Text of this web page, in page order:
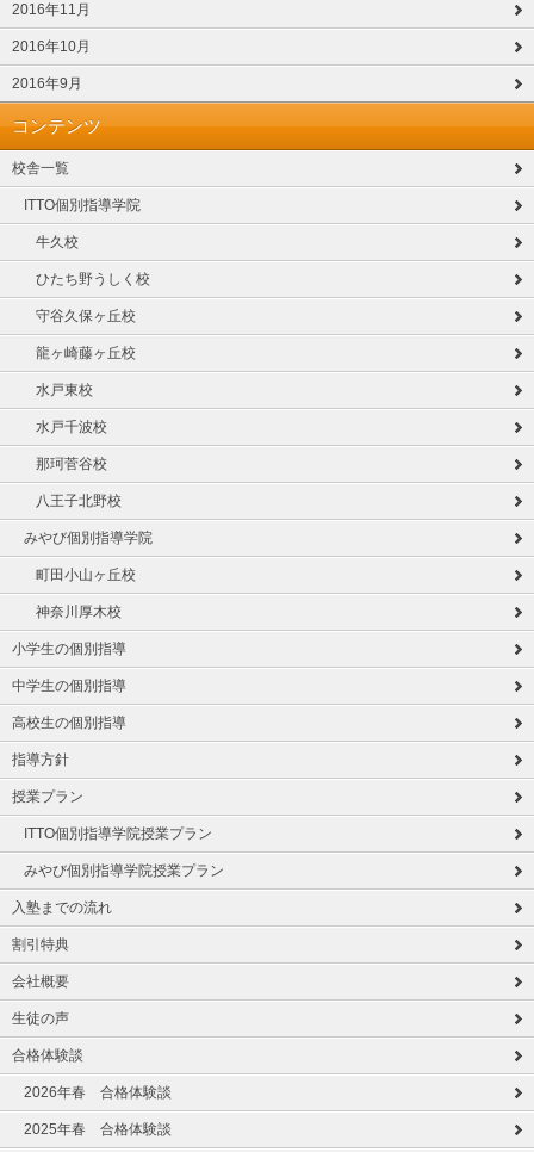
2016年11月
2016年10月
2016年9月
コンテンツ
校舎一覧
ITTO個別指導学院
牛久校
ひたち野うしく校
守谷久保ヶ丘校
龍ヶ崎藤ヶ丘校
水戸東校
水戸千波校
那珂菅谷校
八王子北野校
みやび個別指導学院
町田小山ヶ丘校
神奈川厚木校
小学生の個別指導
中学生の個別指導
高校生の個別指導
指導方針
授業プラン
ITTO個別指導学院授業プラン
みやび個別指導学院授業プラン
入塾までの流れ
割引特典
会社概要
生徒の声
合格体験談
2026年春 合格体験談
2025年春 合格体験談